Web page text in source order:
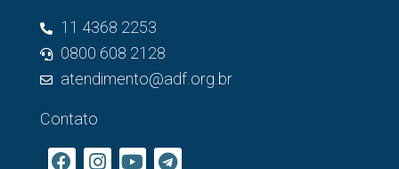
11 4368 2253
0800 608 2128
atendimento@adf.org.br
Contato